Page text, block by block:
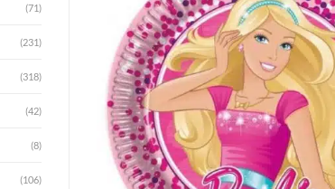
(71)
(231)
(318)
(42)
(8)
(106)